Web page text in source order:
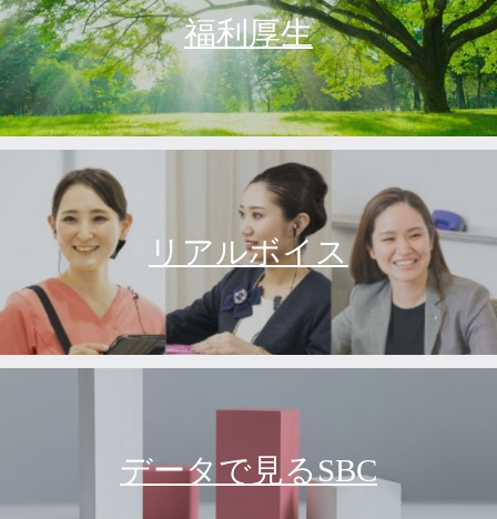
福利厚生
リアルボイス
データで見るSBC